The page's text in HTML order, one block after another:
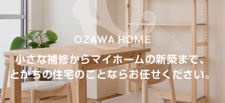
小さな補修からマイホームの新築まで、
とかちの住宅のことならお任せください。